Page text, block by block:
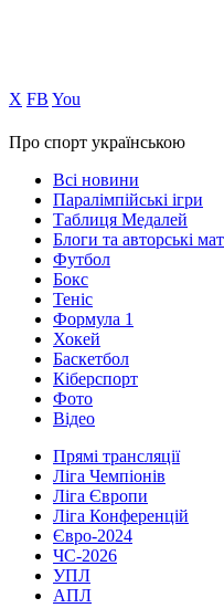
Х FB You
Про спорт українською
Всі новини
Паралімпійські ігри
Таблиця Медалей
Блоги та авторські
Футбол
Бокс
Теніс
Формула 1
Хокей
Баскетбол
Кіберспорт
Фото
Відео
Прямі трансляції
Ліга Чемпіонів
Ліга Європи
Ліга Конференцій
Євро-2024
ЧС-2026
УПЛ
АПЛ